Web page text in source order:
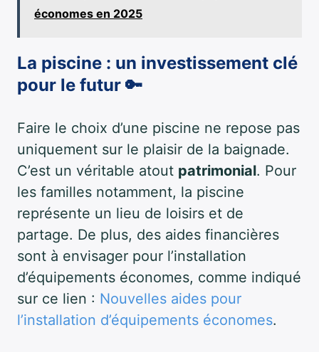
économes en 2025
La piscine : un investissement clé
pour le futur 🔑
Faire le choix d’une piscine ne repose pas
uniquement sur le plaisir de la baignade.
C’est un véritable atout patrimonial. Pour
les familles notamment, la piscine
représente un lieu de loisirs et de
partage. De plus, des aides financières
sont à envisager pour l’installation
d’équipements économes, comme indiqué
sur ce lien : Nouvelles aides pour
l’installation d’équipements économes.